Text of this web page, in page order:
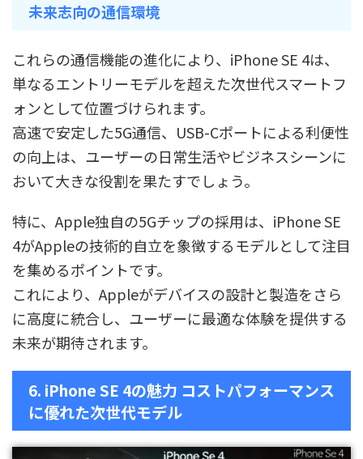
未来志向の通信環境
これらの通信機能の進化により、iPhone SE 4は、
単なるエントリーモデルを超えた次世代スマートフ
ォンとして位置づけられます。
高速で安定した5G通信、USB-Cポートによる利便性
の向上は、ユーザーの日常生活やビジネスシーンに
おいて大きな役割を果たすでしょう。
特に、Apple独自の5Gチップの採用は、iPhone SE
4がAppleの技術的自立を象徴するモデルとして注目
を集めるポイントです。
これにより、Appleがデバイスの設計と製造をさら
に高度に統合し、ユーザーに最適な体験を提供する
未来が期待されます。
6. iPhone SE 4の魅力 コストパフォーマンス
に優れた次世代モデル